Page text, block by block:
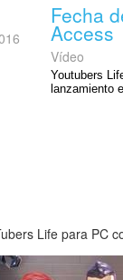
Fecha
Access
Vídeo
Youtubers
lanzamiento
Life para PC